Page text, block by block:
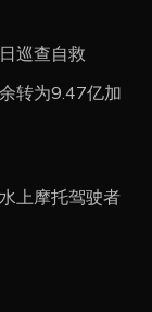
巡查自救
转为9.47亿加
上摩托驾驶者